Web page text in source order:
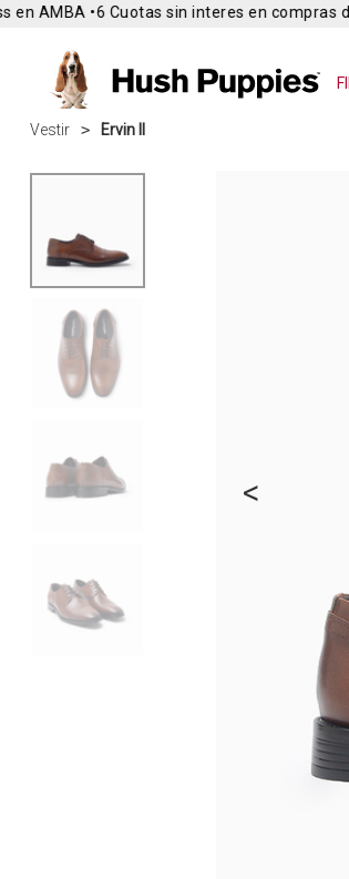
AMBA •6 Cuotas sin interes en compras
Vestir Ervin II
<